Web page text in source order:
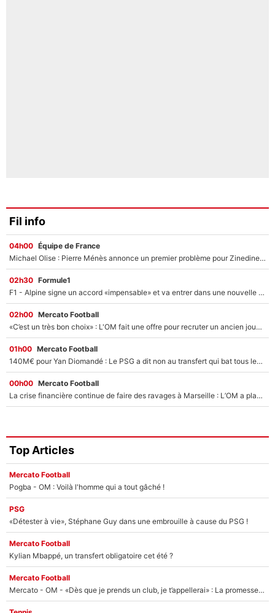
Fil info
04h00 Équipe de France
Michael Olise : Pierre Ménès annonce un premier problème pour Zinedine Zidane en équipe de France
02h30 Formule1
F1 - Alpine signe un accord «impensable» et va entrer dans une nouvelle dimension : Grande nouvelle pour Pierre Gasly !
02h00 Mercato Football
«C’est un très bon choix» : L'OM fait une offre pour recruter un ancien joueur du PSG... et c'est validé dans l'After Foot !
01h00 Mercato Football
140M€ pour Yan Diomandé : Le PSG a dit non au transfert qui bat tous les records sur le mercato
00h00 Mercato Football
La crise financière continue de faire des ravages à Marseille : L’OM a placé 12 joueurs sur le marché des transferts… et ça pourrait lui rapporter près de 100M€ !
Top Articles
Mercato Football
Pogba - OM : Voilà l'homme qui a tout gâché !
PSG
«Détester à vie», Stéphane Guy dans une embrouille à cause du PSG !
Mercato Football
Kylian Mbappé, un transfert obligatoire cet été ?
Mercato Football
Mercato - OM - «Dès que je prends un club, je t’appellerai» : La promesse de Marcelino au moment de claquer la porte